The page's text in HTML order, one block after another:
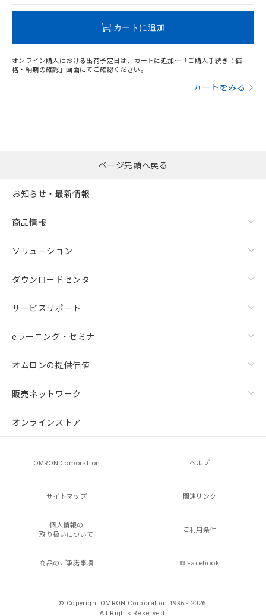
カートに追加
オンライン購入における出荷予定日は、カートに追加～「ご購入手続き：価
格・納期の確認」画面にてご確認ください。
カートをみる
ページ先頭へ戻る
お知らせ・最新情報
商品情報
ソリューション
ダウンロードセンタ
サービスサポート
eラーニング・セミナ
オムロンの提供価値
販売ネットワーク
オンラインストア
OMRON Corporation ヘルプ
サイトマップ 関連リンク
個人情報の
取り扱いについて
ご利用条件
商品のご承諾事項 Facebook
© Copyright OMRON Corporation 1996 - 2026.
All Rights Reserved.